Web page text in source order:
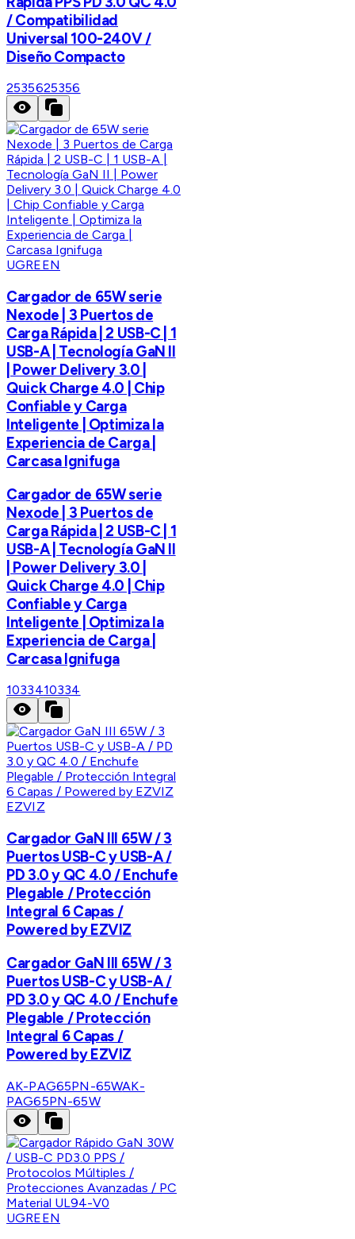
/ Compatibilidad
Universal 100-240V /
Diseño Compacto
2535625356
UGREEN
Cargador de 65W serie
Nexode | 3 Puertos de
Carga Rápida | 2 USB-C | 1
USB-A | Tecnología GaN II
| Power Delivery 3.0 |
Quick Charge 4.0 | Chip
Confiable y Carga
Inteligente | Optimiza la
Experiencia de Carga |
Carcasa Ignifuga
Cargador de 65W serie
Nexode | 3 Puertos de
Carga Rápida | 2 USB-C | 1
USB-A | Tecnología GaN II
| Power Delivery 3.0 |
Quick Charge 4.0 | Chip
Confiable y Carga
Inteligente | Optimiza la
Experiencia de Carga |
Carcasa Ignifuga
1033410334
EZVIZ
Cargador GaN III 65W / 3
Puertos USB-C y USB-A /
PD 3.0 y QC 4.0 / Enchufe
Plegable / Protección
Integral 6 Capas /
Powered by EZVIZ
Cargador GaN III 65W / 3
Puertos USB-C y USB-A /
PD 3.0 y QC 4.0 / Enchufe
Plegable / Protección
Integral 6 Capas /
Powered by EZVIZ
AK-PAG65PN-65WAK-
PAG65PN-65W
UGREEN